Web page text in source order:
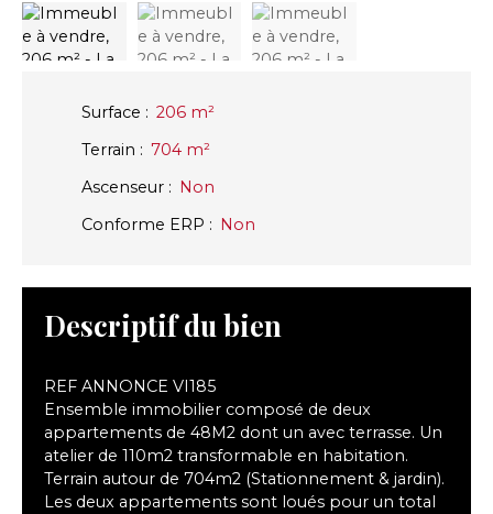
Surface : 206 m²
Terrain : 704 m²
Ascenseur : Non
Conforme ERP : Non
Descriptif du bien
REF ANNONCE VI185
Ensemble immobilier composé de deux
appartements de 48M2 dont un avec terrasse. Un
atelier de 110m2 transformable en habitation.
Terrain autour de 704m2 (Stationnement & jardin).
Les deux appartements sont loués pour un total